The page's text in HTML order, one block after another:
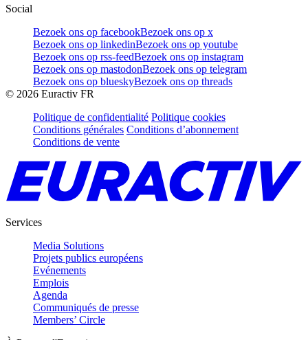
Social
Bezoek ons op facebookBezoek ons op x
Bezoek ons op linkedinBezoek ons op youtube
Bezoek ons op rss-feedBezoek ons op instagram
Bezoek ons op mastodonBezoek ons op telegram
Bezoek ons op blueskyBezoek ons op threads
© 2026 Euractiv FR
Politique de confidentialité Politique cookies
Conditions générales Conditions d’abonnement
Conditions de vente
Services
Media Solutions
Projets publics européens
Evénements
Emplois
Agenda
Communiqués de presse
Members’ Circle